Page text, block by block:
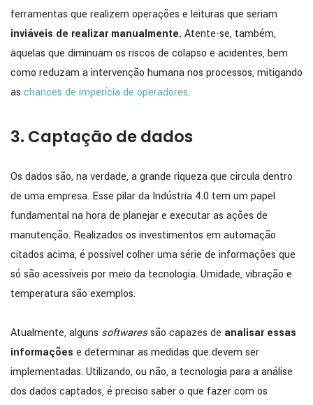
ferramentas que realizem operações e leituras que seriam
inviáveis de realizar manualmente. Atente-se, também,
àquelas que diminuam os riscos de colapso e acidentes, bem
como reduzam a intervenção humana nos processos, mitigando
as chances de imperícia de operadores.
3. Captação de dados
Os dados são, na verdade, a grande riqueza que circula dentro
de uma empresa. Esse pilar da Indústria 4.0 tem um papel
fundamental na hora de planejar e executar as ações de
manutenção. Realizados os investimentos em automação
citados acima, é possível colher uma série de informações que
só são acessíveis por meio da tecnologia. Umidade, vibração e
temperatura são exemplos.
Atualmente, alguns softwaressão capazes de analisar essas
informações e determinar as medidas que devem ser
implementadas. Utilizando, ou não, a tecnologia para a análise
dos dados captados, é preciso saber o que fazer com os